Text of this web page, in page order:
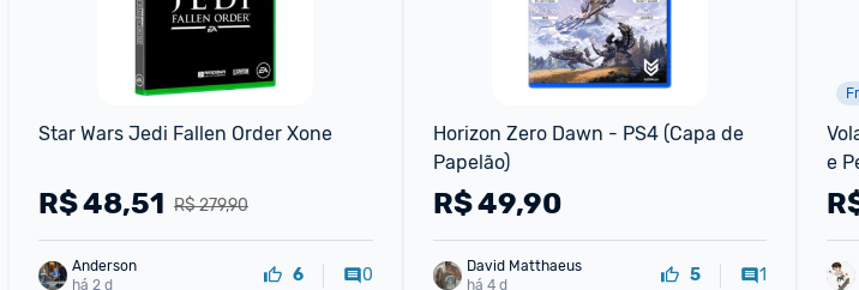
Star Wars Jedi Fallen Order Xone
R$ 279,90
R$48,51
Anderson
há 2 d
6 0
Horizon Zero Dawn - PS4 (Capa de
Papelão)
R$49,90
David Matthaeus
há 4 d
5 1
e